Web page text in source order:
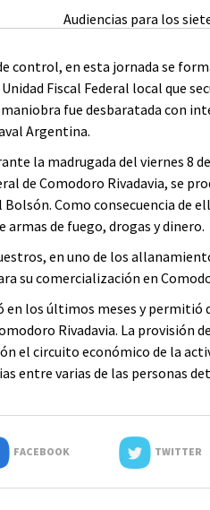
control, en esta jornada se
Fiscal Federal local que
fue desbaratada con
Argentina.
la madrugada del viernes 8
de Comodoro Rivadavia, se
Bolsón. Como consecuencia
armas de fuego, drogas y dinero.
en uno de los
su comercialización en
en los últimos meses y permitió
Rivadavia. La provisión
el circuito económico de la
entre varias de las personas
FACEBOOK TWITTER